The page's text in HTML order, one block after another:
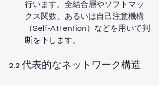
行います。全結合層やソフトマッ
クス関数、あるいは自己注意機構
（Self-Attention）などを用いて判
断を下します。
2.2 代表的なネットワーク構造